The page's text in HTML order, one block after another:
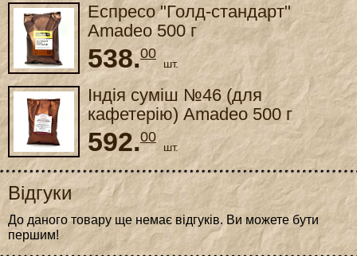
Еспресо "Голд-стандарт"
Amadeo 500 г
538.00
шт.
Індія суміш №46 (для
кафетерію) Amadeo 500 г
592.00
шт.
Відгуки
До даного товару ще немає відгуків. Ви можете бути
першим!